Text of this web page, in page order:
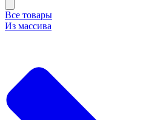
Все товары
Из массива